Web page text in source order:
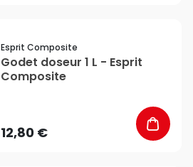
Esprit Composite
Godet doseur 1 L - Esprit
Composite
12,80 €